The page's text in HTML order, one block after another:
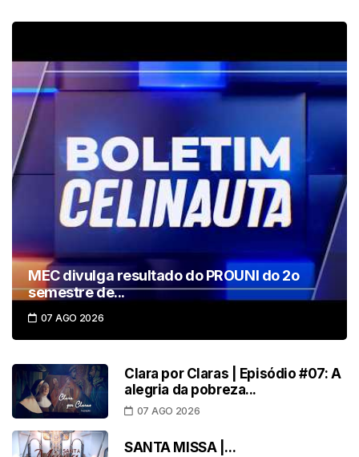
MEC divulga resultado do PROUNI do 2o
semestre de...
07 AGO 2026
Clara por Claras | Episódio #07: A
alegria da pobreza...
07 AGO 2026
SANTA MISSA |...